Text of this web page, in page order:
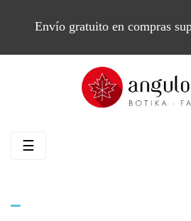
Envío gratuito en compras
Navegación
☰